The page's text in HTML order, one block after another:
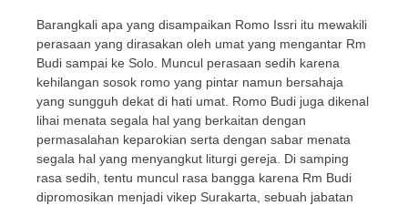
Barangkali apa yang disampaikan Romo Issri itu mewakili
perasaan yang dirasakan oleh umat yang mengantar Rm
Budi sampai ke Solo. Muncul perasaan sedih karena
kehilangan sosok romo yang pintar namun bersahaja
yang sungguh dekat di hati umat. Romo Budi juga dikenal
lihai menata segala hal yang berkaitan dengan
permasalahan keparokian serta dengan sabar menata
segala hal yang menyangkut liturgi gereja. Di samping
rasa sedih, tentu muncul rasa bangga karena Rm Budi
dipromosikan menjadi vikep Surakarta, sebuah jabatan